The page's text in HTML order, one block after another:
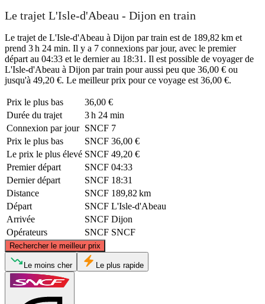
Le trajet L'Isle-d'Abeau - Dijon en train
Le trajet de L'Isle-d'Abeau à Dijon par train est de 189,82 km et
prend 3 h 24 min. Il y a 7 connexions par jour, avec le premier
départ au 04:33 et le dernier au 18:31. Il est possible de voyager de
L'Isle-d'Abeau à Dijon par train pour aussi peu que 36,00 € ou
jusqu'à 49,20 €. Le meilleur prix pour ce voyage est 36,00 €.
Prix ​​le plus bas
36,00 €
Durée du trajet
3 h 24 min
Connexion par jour SNCF 7
Prix ​​le plus bas
SNCF 36,00 €
Le prix le plus élevé SNCF 49,20 €
Premier départ
SNCF 04:33
Dernier départ
SNCF 18:31
Distance
SNCF 189,82 km
Départ
SNCF L'Isle-d'Abeau
Arrivée
SNCF Dijon
Opérateurs
SNCF SNCF
Rechercher le meilleur prix
Dijon
Le moins cher Le plus rapide